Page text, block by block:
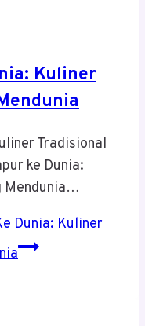
Kuliner
Tradisional
ke Dunia:
Mendunia…
Dunia: Kuliner